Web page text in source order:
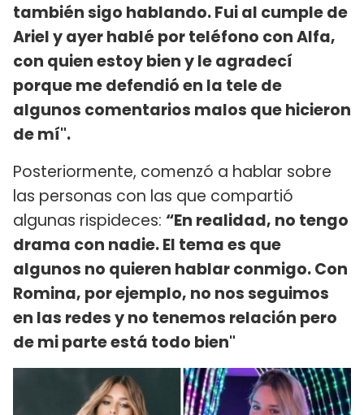
también sigo hablando. Fui al cumple de
Ariel y ayer hablé por teléfono con Alfa,
con quien estoy bien y le agradecí
porque me defendió en la tele de
algunos comentarios malos que hicieron
de mí".
Posteriormente, comenzó a hablar sobre
las personas con las que compartió
algunas rispideces: “En realidad, no tengo
drama con nadie. El tema es que
algunos no quieren hablar conmigo. Con
Romina, por ejemplo, no nos seguimos
en las redes y no tenemos relación pero
de mi parte está todo bien"